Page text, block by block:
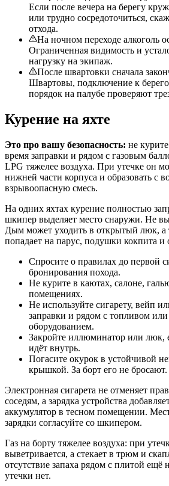
Если после вечера на берегу
или трудно сосредоточиться,
отхода.
На ночном переходе алкоголь
Ограниченная видимость и
нагрузку на экипаж.
После швартовки сначала
Швартовы, подключение к
порядок на палубе проверяют
Курение на яхте
Это про вашу безопасность: не
время заправки и рядом с газовым
LPG тяжелее воздуха. При утечке он
нижней части корпуса и образовать с
взрывоопасную смесь.
На одних яхтах курение полностью
шкипер выделяет место снаружи. Не
Дым может уходить в открытый люк,
попадает на парус, подушки кокпита и
Спросите о правилах до первой
бронирования похода.
Не курите в каютах, салоне,
помещениях.
Не используйте сигарету, вейп
заправки и рядом с топливом
оборудованием.
Закройте иллюминатор или люк,
идёт внутрь.
Погасите окурок в устойчивой
крышкой. За борт его не бросают.
Электронная сигарета не отменяет
соседям, а зарядка устройства
аккумулятор в тесном помещении.
зарядки согласуйте со шкипером.
Газ на борту тяжелее воздуха: при
выветривается, а стекает в трюм и
отсутствие запаха рядом с плитой ещё
утечки нет.